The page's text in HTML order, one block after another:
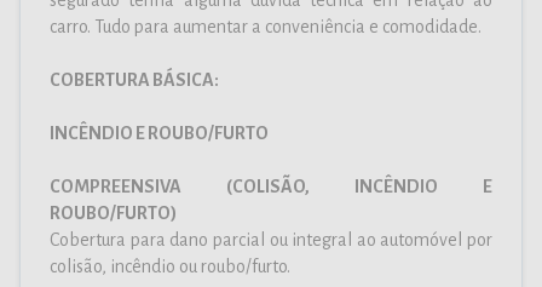
carro. Tudo para aumentar a conveniência e comodidade.
COBERTURA BÁSICA:
INCÊNDIO E ROUBO/FURTO
COMPREENSIVA (COLISÃO, INCÊNDIO E
ROUBO/FURTO)
Cobertura para dano parcial ou integral ao automóvel por
colisão, incêndio ou roubo/furto.